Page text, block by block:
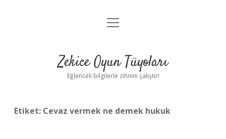
Anasayfa
Yasal Uyarı
menüyü
Zekice Oyun Tüyoları
Eğlenceli bilgilerle zihnini çalıştır!
Etiket: Cevaz vermek ne demek hukuk